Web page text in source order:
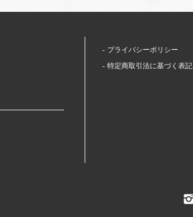
プライバシーポリシー
特定商取引法に基づく表記